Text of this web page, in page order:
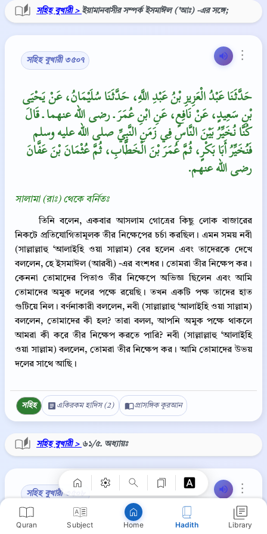
Quran Subject Home Hadith Library
সহিহ বুখারী > ইয়ামানবাসীর সম্পর্ক ইসমাঈল ('আঃ) -এর সঙ্গে;
⋮
সহিহ বুখারী ৩৫০৭
حَدَّثَنَا عَبْدُ الْعَزِيزِ بْنُ عَبْدِ اللَّهِ، حَدَّثَنَا سُلَيْمَانُ، عَنْ يَحْيَى
بْنِ سَعِيدٍ، عَنْ نَافِعٍ، عَنِ ابْنِ عُمَرَ ـ رضى الله عنهما ـ قَالَ
كُنَّا نُخَيِّرُ بَيْنَ النَّاسِ فِي زَمَنِ النَّبِيِّ صلى الله عليه وسلم
فَنُخَيِّرُ أَبَا بَكْرٍ، ثُمَّ عُمَرَ بْنَ الْخَطَّابِ، ثُمَّ عُثْمَانَ بْنَ عَفَّانَ
رضى الله عنهم‏.‏
সালামা (রাঃ) থেকে বর্নিতঃ
তিনি বলেন, একবার আসলাম গোত্রের কিছু লোক বাজারের
নিকটে প্রতিযোগিতামূলক তীর নিক্ষেপের চর্চা করছিল। এমন সময় নবী
(সাল্লাল্লাহু ‘আলাইহি ওয়া সাল্লাম) বের হলেন এবং তাদেরকে দেখে
বললেন, হে ইসমাঈল (আরবী) -এর বংশধর। তোমরা তীর নিক্ষেপ কর।
কেননা তোমাদের পিতাও তীর নিক্ষেপে অভিজ্ঞ ছিলেন এবং আমি
তোমাদের অমুক দলের পক্ষে রয়েছি। তখন একটি পক্ষ তাদের হাত
গুটিয়ে নিল। বর্ণনাকারী বললেন, নবী (সাল্লাল্লাহু ‘আলাইহি ওয়া সাল্লাম)
বললেন, তোমাদের কী হল? তারা বলল, আপনি অমুক পক্ষে থাকলে
আমরা কী করে তীর নিক্ষেপ করতে পারি? নবী (সাল্লাল্লাহু ‘আলাইহি
ওয়া সাল্লাম) বললেন, তোমরা তীর নিক্ষেপ কর। আমি তোমাদের উভয়
দলের সাথে আছি।
সহিহ একিরকম হাদিস (2) প্রাসঙ্গিক কুরআন
সহিহ বুখারী > ৬১/৫. অধ্যায়ঃ
⋮
সহিহ বুখারী ৩৫০৮
حَدَّثَنَا مُسْلِمُ بْنُ إِبْرَاهِيمَ، حَدَّثَنَا وُهَيْبٌ، حَدَّثَنَا أَيُّوبُ، عَنْ
Copy